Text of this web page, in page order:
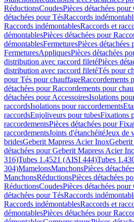
RéductionsCoudesPièces détachées pour
détachées pour TésRaccords
Raccords indémontablesRaccords et
démontablesPièces détachées pour
démontablesFermeturesPièces détachées
FermeturesAppliquesPièces détachées
distribution avec raccord filetéPièces
distribution avec raccord filetéTés pour
pour Tés pour chauffageRaccordements
détachées pour Raccordements pour
détachées pour AccessoiresIsolations
raccordsIsolations pour raccordements
raccordsEnjoliveurs pour tubesFixations
raccordementsPièces détachées pour
raccordementsJoints d'étanchéitéJeux de
bridesGeberit Mapress Acier Inox
détachées pour Geberit Mapress Acier
316)Tubes 1.4521 (AISI 444)Tubes
304)MamelonsManchonsPièces
ManchonsRéductionsPièces détachées
RéductionsCoudesPièces détachées pour
détachées pour TésRaccords
Raccords indémontablesRaccords et
démontablesPièces détachées pour